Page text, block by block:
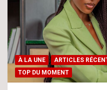
À LA UNE ARTICLES
TOP DU MOMENT